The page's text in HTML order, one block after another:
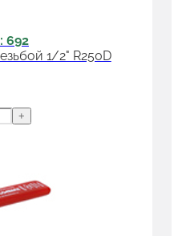
692
1/2" R250D
+